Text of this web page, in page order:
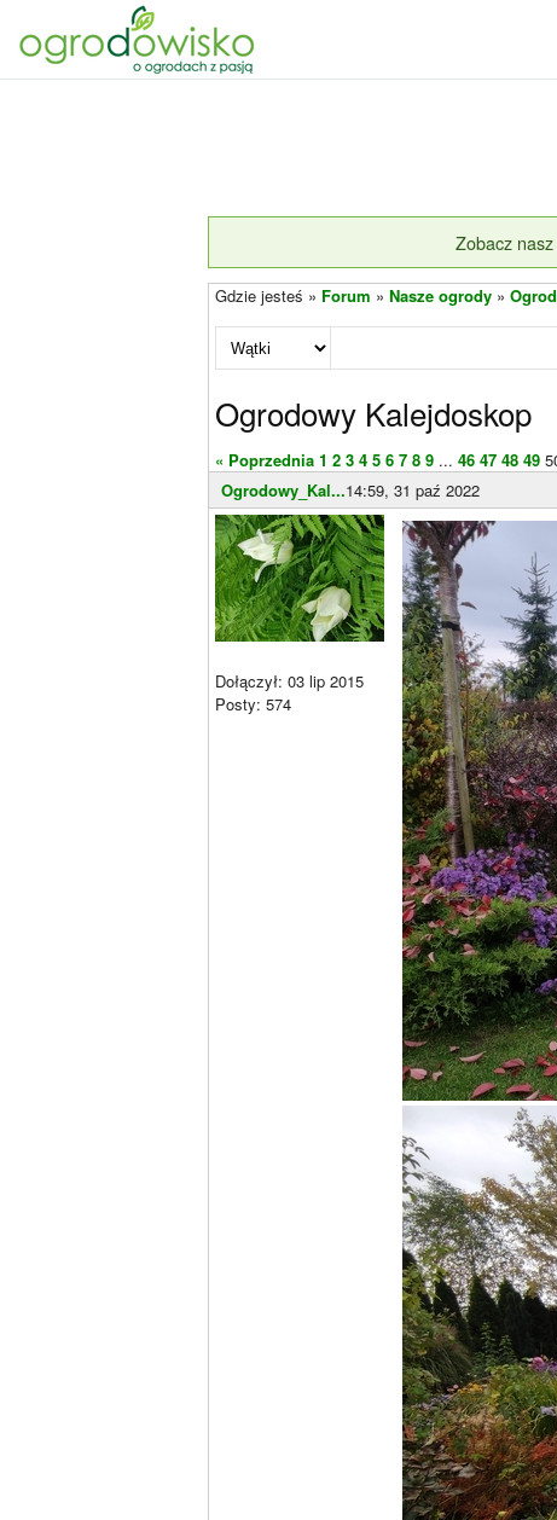
Zobacz
Gdzie jesteś » Forum » Nasze ogrody »
Ogrodowy Kalejdoskop
« Poprzednia 1 2 3 4 5 6 7 8 9 ... 46 47 48 49
Ogrodowy_Kal...14:59, 31 paź 2022
Dołączył: 03 lip 2015
Posty: 574